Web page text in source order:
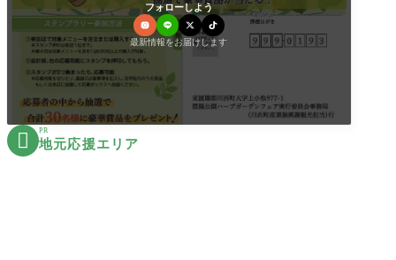
フォローしよう
最新情報をお届けします
 PR
地元応援エリア